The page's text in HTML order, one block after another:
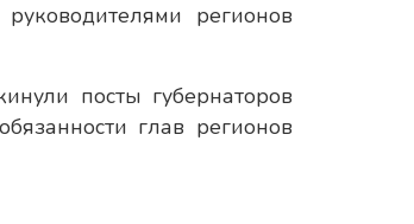
регионов
посты губернаторов
глав регионов